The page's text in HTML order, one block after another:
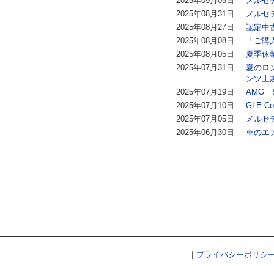
2025年08月31日
メルセ
2025年08月27日
認定中
2025年08月08日
「ご
2025年08月05日
夏季休
2025年07月31日
夏のロ
ンツ上
2025年07月19日
AMG
2025年07月10日
GLE
2025年07月05日
メルセ
2025年06月30日
車のエ
｜ プライバシーポリシ